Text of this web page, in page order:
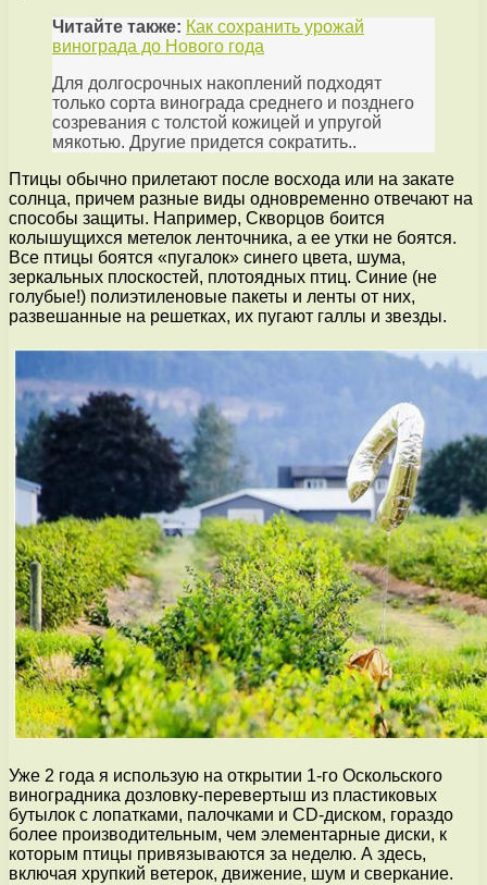
Читайте также: Как сохранить урожай
винограда до Нового года
Для долгосрочных накоплений подходят
только сорта винограда среднего и позднего
созревания с толстой кожицей и упругой
мякотью. Другие придется сократить..
Птицы обычно прилетают после восхода или на закате
солнца, причем разные виды одновременно отвечают на
способы защиты. Например, Скворцов боится
колышущихся метелок ленточника, а ее утки не боятся.
Все птицы боятся «пугалок» синего цвета, шума,
зеркальных плоскостей, плотоядных птиц. Синие (не
голубые!) полиэтиленовые пакеты и ленты от них,
развешанные на решетках, их пугают галлы и звезды.
Уже 2 года я использую на открытии 1-го Оскольского
виноградника дозловку-перевертыш из пластиковых
бутылок с лопатками, палочками и CD-диском, гораздо
более производительным, чем элементарные диски, к
которым птицы привязываются за неделю. А здесь,
включая хрупкий ветерок, движение, шум и сверкание.